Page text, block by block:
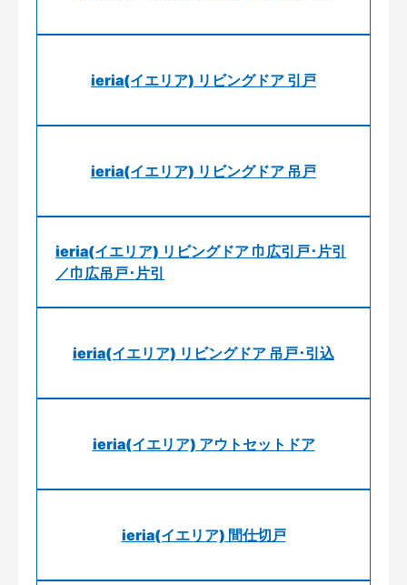
ieria(イエリア) リビングドア 引戸
ieria(イエリア) リビングドア 吊戸
ieria(イエリア) リビングドア 巾広引戸･片引
／巾広吊戸･片引
ieria(イエリア) リビングドア 吊戸･引込
ieria(イエリア) アウトセットドア
ieria(イエリア) 間仕切戸